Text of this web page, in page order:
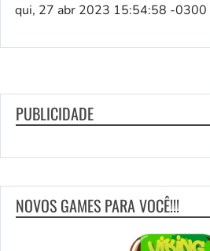
qui, 27 abr 2023 15:54:58 -0300
PUBLICIDADE
NOVOS GAMES PARA VOCÊ!!!